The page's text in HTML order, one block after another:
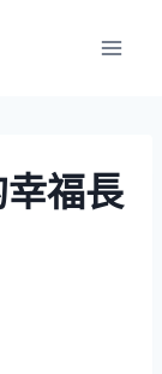
福長